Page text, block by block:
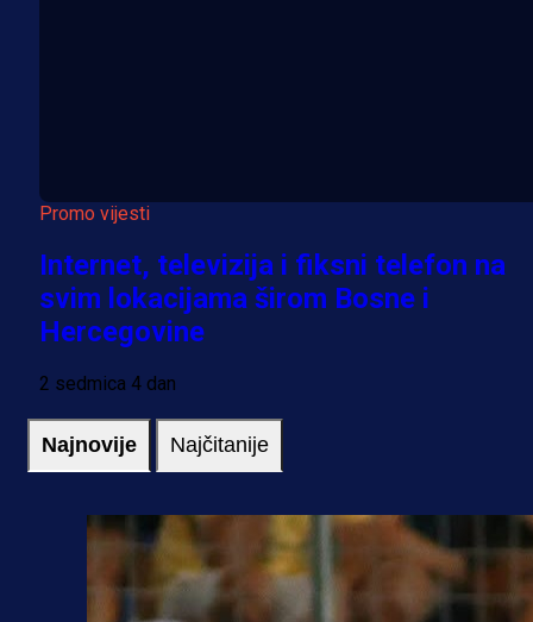
Promo vijesti
Internet, televizija i fiksni telefon na
svim lokacijama širom Bosne i
Hercegovine
2 sedmica 4 dan
Najnovije Najčitanije